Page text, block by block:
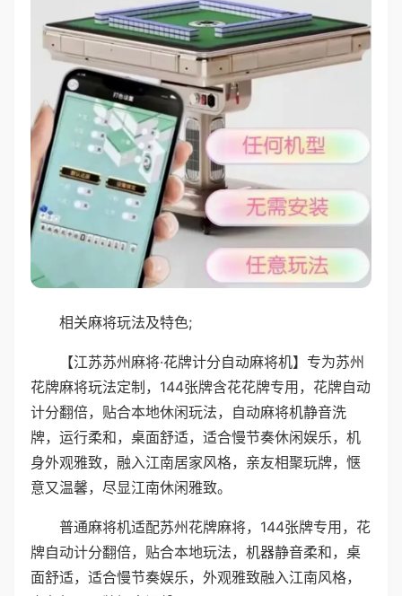
相关麻将玩法及特色;
【江苏苏州麻将·花牌计分自动麻将机】专为苏州
花牌麻将玩法定制，144张牌含花花牌专用，花牌自动
计分翻倍，贴合本地休闲玩法，自动麻将机静音洗
牌，运行柔和，桌面舒适，适合慢节奏休闲娱乐，机
身外观雅致，融入江南居家风格，亲友相聚玩牌，惬
意又温馨，尽显江南休闲雅致。
普通麻将机适配苏州花牌麻将，144张牌专用，花
牌自动计分翻倍，贴合本地玩法，机器静音柔和，桌
面舒适，适合慢节奏娱乐，外观雅致融入江南风格，